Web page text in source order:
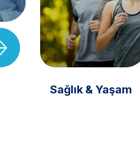
Sağlık & Yaşam